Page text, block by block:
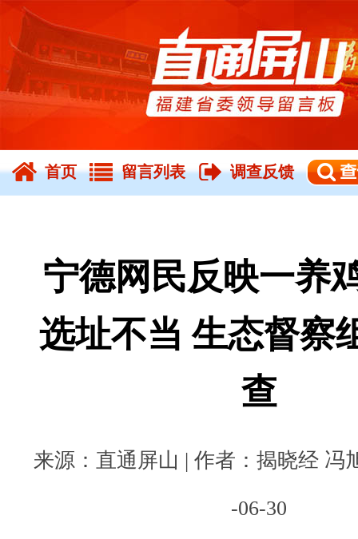
首页 留言列表 调查反馈
宁德网民反映一养
选址不当 生态督察
查
来源：直通屏山 | 作者：揭晓经 冯
-06-30